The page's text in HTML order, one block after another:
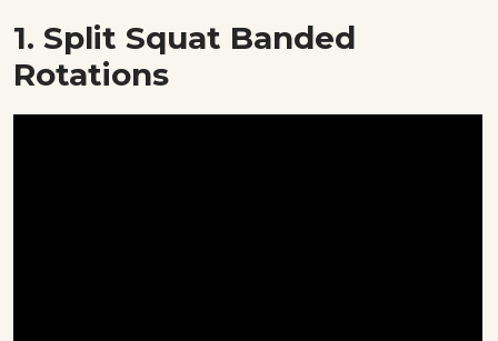
1. Split Squat Banded
Rotations